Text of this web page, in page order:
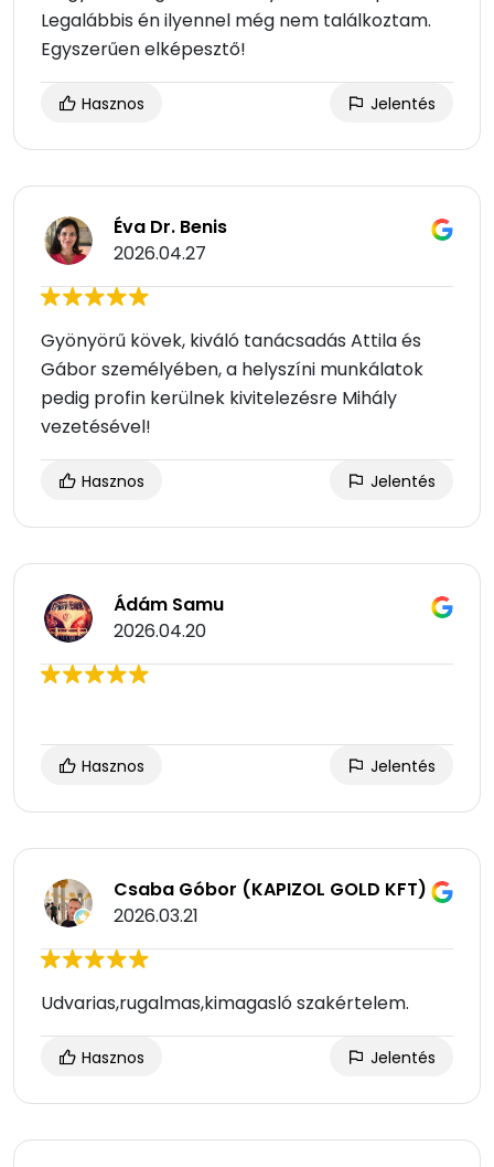
Legalábbis én ilyennel még nem találkoztam.
Egyszerűen elképesztő!
Hasznos Jelentés
Éva Dr. Benis
2026.04.27
Gyönyörű kövek, kiváló tanácsadás Attila és
Gábor személyében, a helyszíni munkálatok
pedig profin kerülnek kivitelezésre Mihály
vezetésével!
Hasznos Jelentés
Ádám Samu
2026.04.20
Hasznos Jelentés
Csaba Góbor (KAPIZOL GOLD KFT)
2026.03.21
Udvarias,rugalmas,kimagasló szakértelem.
Hasznos Jelentés